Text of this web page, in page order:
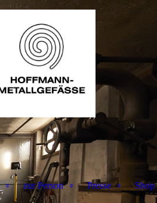
zur Person Presse Shop